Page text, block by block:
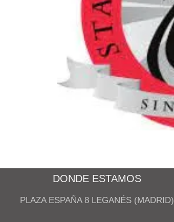
DONDE ESTAMOS
PLAZA ESPAÑA 8 LEGANÉS (MADRID)